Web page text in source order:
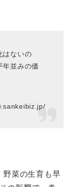
はないの
年並みの価
野菜の生育も早